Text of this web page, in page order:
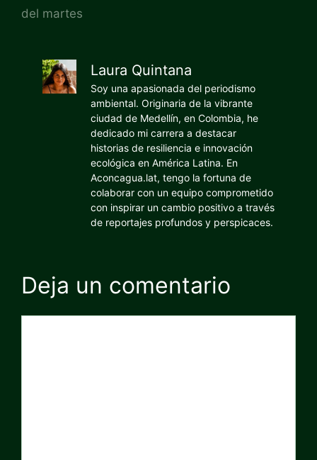
del martes
Laura Quintana
Soy una apasionada del periodismo
ambiental. Originaria de la vibrante
ciudad de Medellín, en Colombia, he
dedicado mi carrera a destacar
historias de resiliencia e innovación
ecológica en América Latina. En
Aconcagua.lat, tengo la fortuna de
colaborar con un equipo comprometido
con inspirar un cambio positivo a través
de reportajes profundos y perspicaces.
Deja un comentario